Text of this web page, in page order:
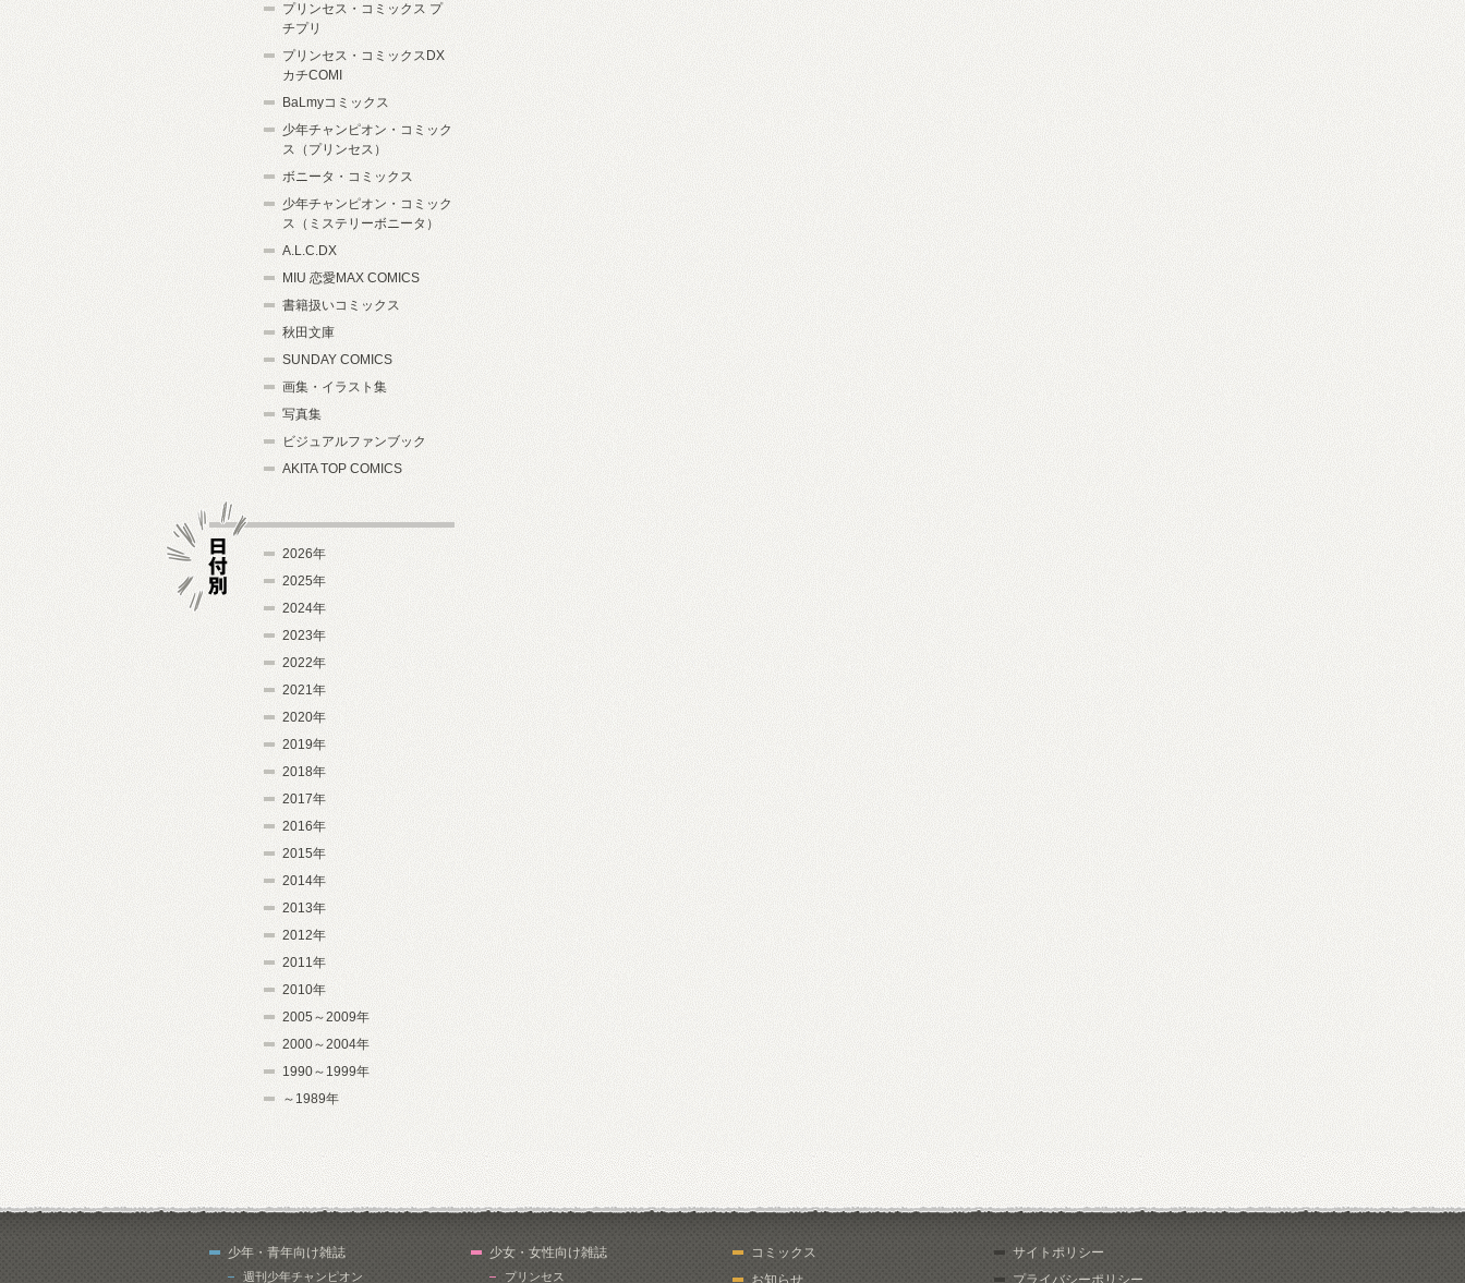
プリンセス・コミックス プ
チプリ
プリンセス・コミックスDX
カチCOMI
BaLmyコミックス
少年チャンピオン・コミック
ス（プリンセス）
ボニータ・コミックス
少年チャンピオン・コミック
ス（ミステリーボニータ）
A.L.C.DX
MIU 恋愛MAX COMICS
書籍扱いコミックス
秋田文庫
SUNDAY COMICS
画集・イラスト集
写真集
ビジュアルファンブック
AKITA TOP COMICS
2026年
2025年
2024年
2023年
2022年
2021年
2020年
2019年
2018年
2017年
2016年
2015年
2014年
2013年
2012年
2011年
2010年
2005～2009年
2000～2004年
1990～1999年
～1989年
少年・青年向け雑誌
週刊少年チャンピオン
少女・女性向け雑誌
プリンセス
コミックス
お知らせ
サイトポリシー
プライバシーポリシー